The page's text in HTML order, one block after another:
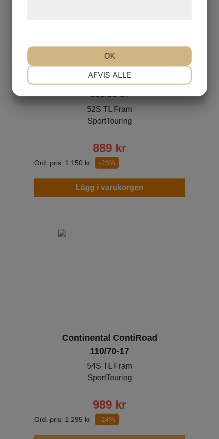
Continental ContiRoad
100/80-17
52S TL Fram
SportTouring
889 kr
Ord. pris: 1 150 kr -23%
Lägg i varukorgen
Continental ContiRoad
110/70-17
54S TL Fram
SportTouring
989 kr
Ord. pris: 1 295 kr -24%
MARKETING
AFVIS ALLE
OK